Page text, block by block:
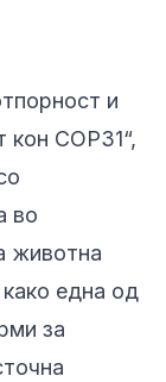
и
кон COP31“,
во
животна
една од
за